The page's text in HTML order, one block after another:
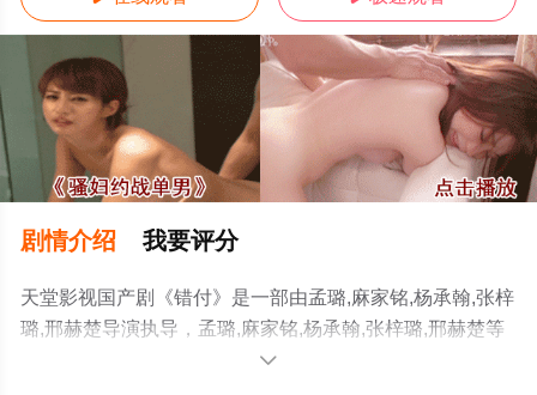
剧情介绍 我要评分
天堂影视国产剧《错付》是一部由孟璐,麻家铭,杨承翰,张梓
璐,邢赫楚导演执导，孟璐,麻家铭,杨承翰,张梓璐,邢赫楚等
演员精彩演绎的中国大陆电视剧，手机免费观看高清未删
